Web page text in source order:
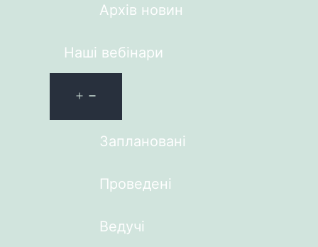
Архів новин
Наші вебінари
Заплановані
Проведені
Ведучі